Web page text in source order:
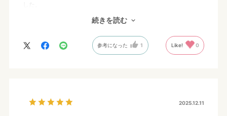
家族3人分の買い替えは大満足です。もちろん暖かくて質の良い睡
眠を得られたのは言うまでもありません。良い製品を提供して頂
続きを読む
参考になった 1 Like! 0
2025.12.11